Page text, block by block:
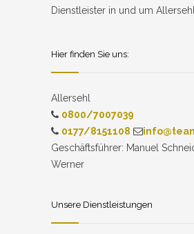
Dienstleister in und um Allersehl .
Hier finden Sie uns:
Allersehl
0800/7007039
0177/8151108
Geschäftsführer: Manuel
Werner
Unsere Dienstleistungen